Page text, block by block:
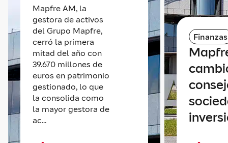
Mapfre AM, la
gestora de activos
del Grupo Mapfre,
cerró la primera
mitad del año con
39.670 millones de
euros en patrimonio
gestionado, lo que
la consolida como
la mayor gestora de
ac...
Finanzas